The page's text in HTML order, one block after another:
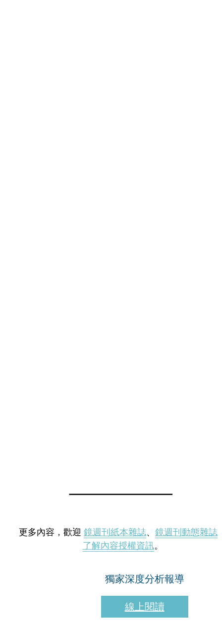
更多內容，歡迎 鏡週刊紙本雜誌、 鏡週刊動態雜誌
了解內容授權資訊。
獨家深度分析報導
線上閱讀